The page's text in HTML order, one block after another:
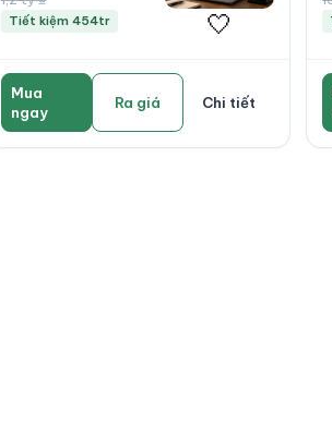
Tiết kiệm 454tr 🤍
Mua
ngay
Ra giá Chi tiết